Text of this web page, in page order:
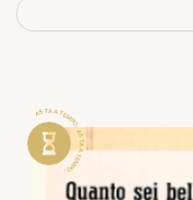
ASTA A TEMPO . ASTA A TEMPO .